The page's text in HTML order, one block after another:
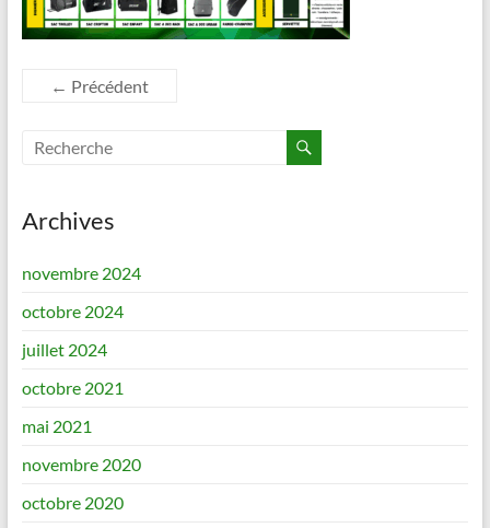
← Précédent
Archives
novembre 2024
octobre 2024
juillet 2024
octobre 2021
mai 2021
novembre 2020
octobre 2020